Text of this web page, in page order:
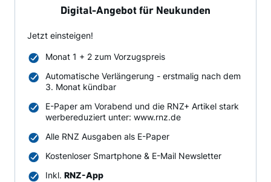
Digital-Angebot für Neukunden
Jetzt einsteigen!
Monat 1 + 2 zum Vorzugspreis
Automatische Verlängerung - erstmalig nach dem
3. Monat kündbar
E-Paper am Vorabend und die RNZ+ Artikel stark
werbereduziert unter: www.rnz.de
Alle RNZ Ausgaben als E-Paper
Kostenloser Smartphone & E-Mail Newsletter
Inkl. RNZ-App